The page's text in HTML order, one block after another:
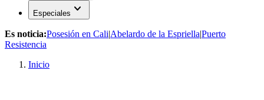
Especiales expand_more
Es noticia:Posesión en Cali|Abelardo de la Espriella|Puerto
Resistencia
Inicio